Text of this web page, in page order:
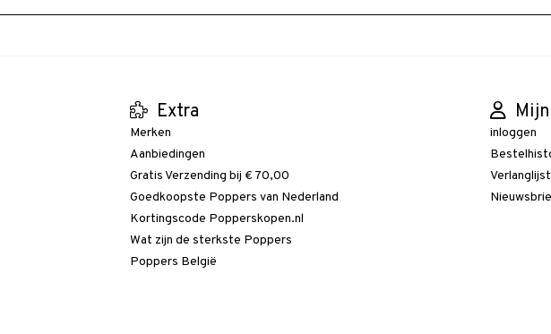
Extra
Merken
Aanbiedingen
Gratis Verzending bij € 70,00
Goedkoopste Poppers van Nederland
Kortingscode Popperskopen.nl
Wat zijn de sterkste Poppers
Poppers België
inloggen
Verlanglijst